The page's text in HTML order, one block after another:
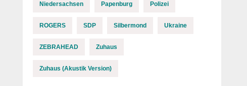
Niedersachsen Papenburg Polizei
ROGERS SDP Silbermond Ukraine
ZEBRAHEAD Zuhaus
Zuhaus (Akustik Version)